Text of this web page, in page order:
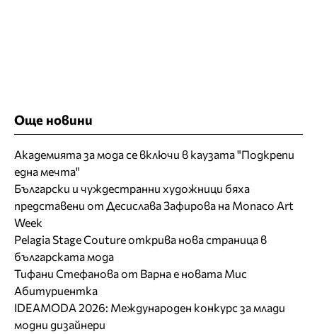
Още новини
Академията за мода се включи в каузата "Подкрепи
една мечта"
Български и чуждестранни художници бяха
представени от Десислава Зафирова на Monaco Art
Week
Pelagia Stage Couture открива нова страница в
българската мода
Тифани Стефанова от Варна е новата Мис
Абитуриентка
IDEAMODA 2026: Международен конкурс за млади
модни дизайнери